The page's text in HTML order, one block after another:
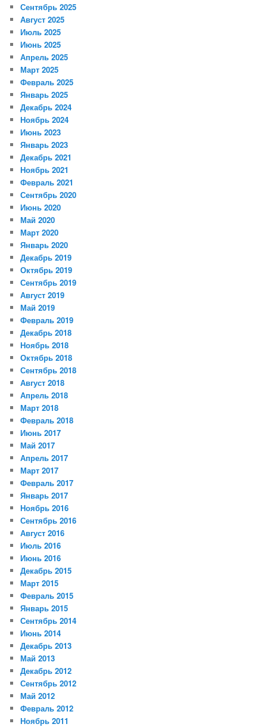
Сентябрь 2025
Август 2025
Июль 2025
Июнь 2025
Апрель 2025
Март 2025
Февраль 2025
Январь 2025
Декабрь 2024
Ноябрь 2024
Июнь 2023
Январь 2023
Декабрь 2021
Ноябрь 2021
Февраль 2021
Сентябрь 2020
Июнь 2020
Май 2020
Март 2020
Январь 2020
Декабрь 2019
Октябрь 2019
Сентябрь 2019
Август 2019
Май 2019
Февраль 2019
Декабрь 2018
Ноябрь 2018
Октябрь 2018
Сентябрь 2018
Август 2018
Апрель 2018
Март 2018
Февраль 2018
Июнь 2017
Май 2017
Апрель 2017
Март 2017
Февраль 2017
Январь 2017
Ноябрь 2016
Сентябрь 2016
Август 2016
Июль 2016
Июнь 2016
Декабрь 2015
Март 2015
Февраль 2015
Январь 2015
Сентябрь 2014
Июнь 2014
Декабрь 2013
Май 2013
Декабрь 2012
Сентябрь 2012
Май 2012
Февраль 2012
Ноябрь 2011